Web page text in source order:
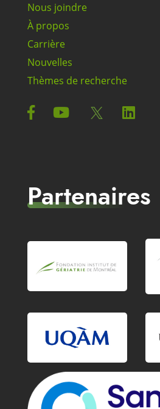
Nous joindre
À propos
Carrière
Nouvelles
Thèmes de recherche
Partenaires